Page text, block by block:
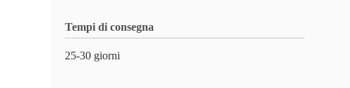
Tempi di consegna
25-30 giorni